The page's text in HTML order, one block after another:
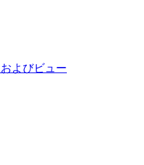
よびビュー